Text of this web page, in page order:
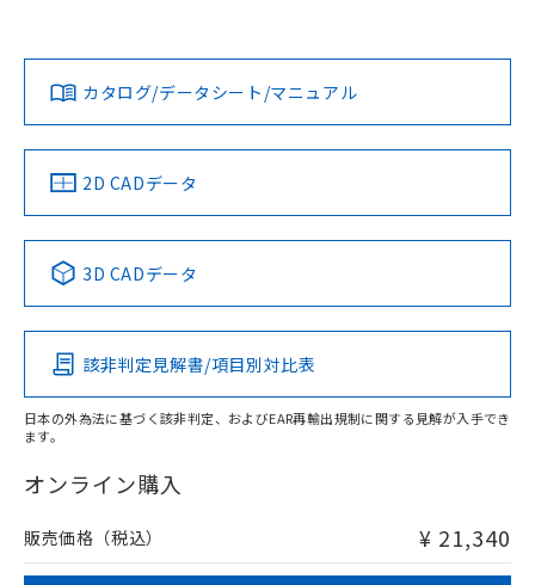
L: 12mm以上、φd: 80mm以上、D: 12mm以上、m: 30mm
以上、n: 80mm以上
金属埋め込み
鉄材
l: 0mm以上、φd: 18mm以上、D: 0mm以上、m: 30mm以
アルミ材
l: 12mm以上、φd: 80mm以上、D: 12mm以上、m: 30mm
ダウンロードデータをご利用いただく前に、以下を必ずお読
みください。
ソフトウェアの使用条件
対応済み
中国 RoHS 注意事項・凡例
Pb Hg Cd Cr(VI)
O
在庫等で未対応品が混在する可能性があります。
問い合わせください。
LR型式承認
（イギリス
船舶規格）
DNV型式承認
（ノルウェー
BV型式承認
（フランス
KR型式
（韓国
No No No No
この製品の規格認証/適合状況ページへ
その他の認証はこちらのページからご検索ください
カタログ/データシート/マニュアル
2D CADデータ
3D CADデータ
該非判定見解書/項目別対比表
日本の外為法に基づく該非判定、およびEAR再輸出規制に関する見解が入手でき
ます。
オンライン購入
販売価格（税込） ¥ 21,340